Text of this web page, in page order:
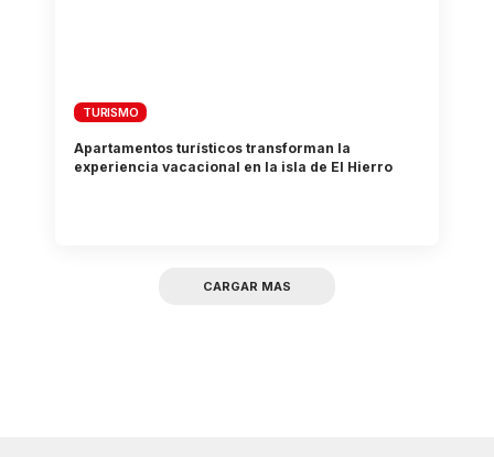
TURISMO
Apartamentos turísticos transforman la
experiencia vacacional en la isla de El Hierro
CARGAR MAS